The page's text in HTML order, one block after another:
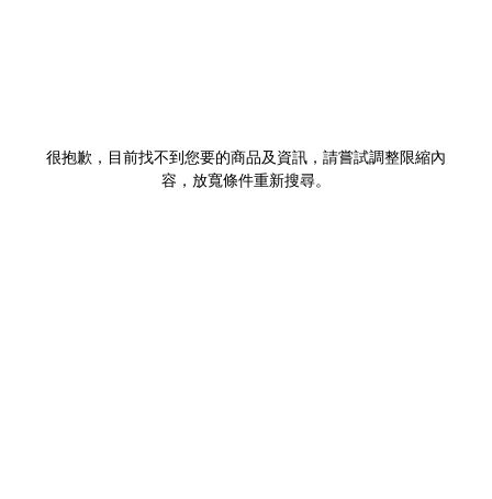
很抱歉，目前找不到您要的商品及資訊，請嘗試調整限縮內
容，放寬條件重新搜尋。